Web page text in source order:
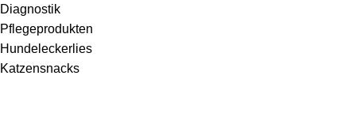
Diagnostik
Pflegeprodukten
Hundeleckerlies
Katzensnacks